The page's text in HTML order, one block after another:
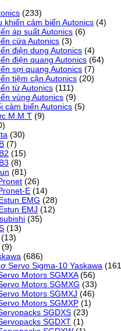
(233)
khiển cảm biến Autonics (4)
áp suất Autonics (6)
cửa Autonics (3)
điện dung Autonics (4)
điện quang Autonics (64)
sợi quang Autonics (7)
tiệm cận Autonics (20)
từ Autonics (111)
vùng Autonics (9)
cảm biến Autonics (5)
M.M.T (9)
(30)
(7)
(15)
(8)
(81)
(26)
E (14)
EMG (28)
EMJ (12)
(35)
(13)
(13)
(9)
(686)
Servo Sigma-10 Yaskawa
Motors SGMXA (56)
Motors SGMXG (33)
Motors SGMXJ (46)
Motors SGMXP (1)
SGDXS (23)
SGDXT (1)